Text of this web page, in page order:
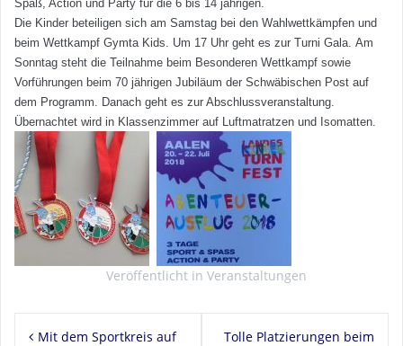
Spaß, Action und Party für die 6 bis 14 jährigen.
Die Kinder beteiligen sich am Samstag bei den Wahlwettkämpfen und
beim Wettkampf Gymta Kids. Um 17 Uhr geht es zur Turni Gala. Am
Sonntag steht die Teilnahme beim Besonderen Wettkampf sowie
Vorführungen beim 70 jährigen Jubiläum der Schwäbischen Post auf
dem Programm. Danach geht es zur Abschlussveranstaltung.
Übernachtet wird in Klassenzimmer auf Luftmatratzen und Isomatten.
Veröffentlicht in Veranstaltungen
Mit dem Sportkreis auf
Tolle Platzierungen beim